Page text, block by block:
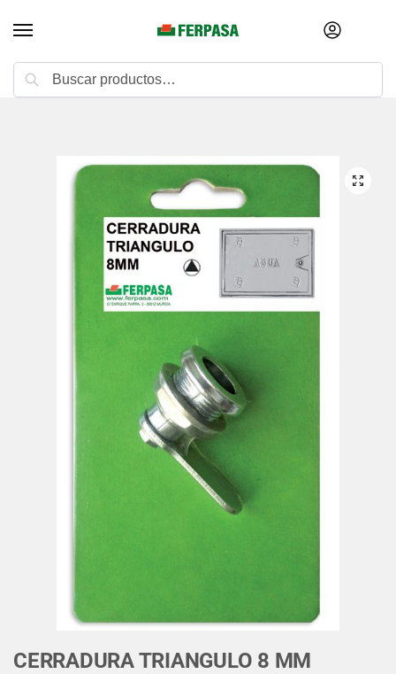
CERRADURA TRIANGULO 8 MM